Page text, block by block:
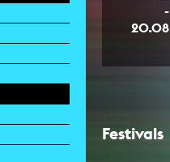
-
Festivals